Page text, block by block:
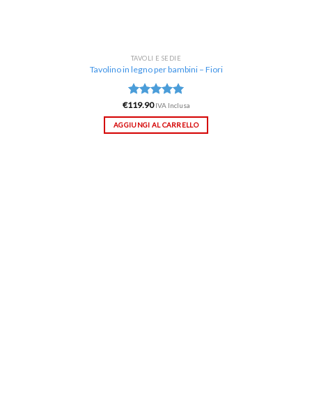
TAVOLI E SEDIE
Tavolino in legno per bambini – Fiori
Valutato
5.00su 5
€119.90 IVA Inclusa
AGGIUNGI AL CARRELLO